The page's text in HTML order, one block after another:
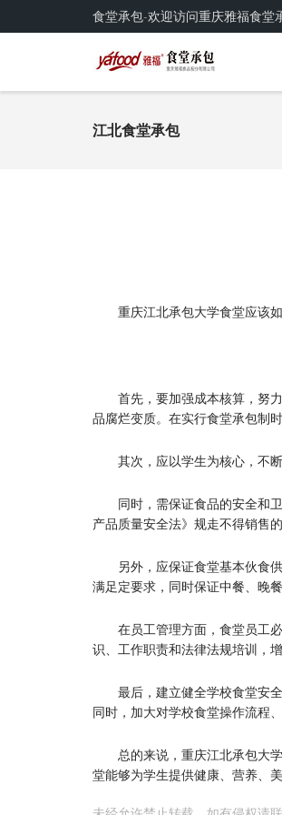
食堂承包-欢迎访问重庆雅福食堂
江北食堂承包
重庆江北承包大学食堂应该
首先，要加强成本核算，努
品腐烂变质。在实行食堂承包制
其次，应以学生为核心，不
同时，需保证食品的安全和
产品质量安全法》规走不得销售
另外，应保证食堂基本伙食
满足定要求，同时保证中餐、晚
在员工管理方面，食堂员工
识、工作职责和法律法规培训，
最后，建立健全学校食堂安
同时，加大对学校食堂操作流程
总的来说，重庆江北承包大
堂能够为学生提供健康、营养、